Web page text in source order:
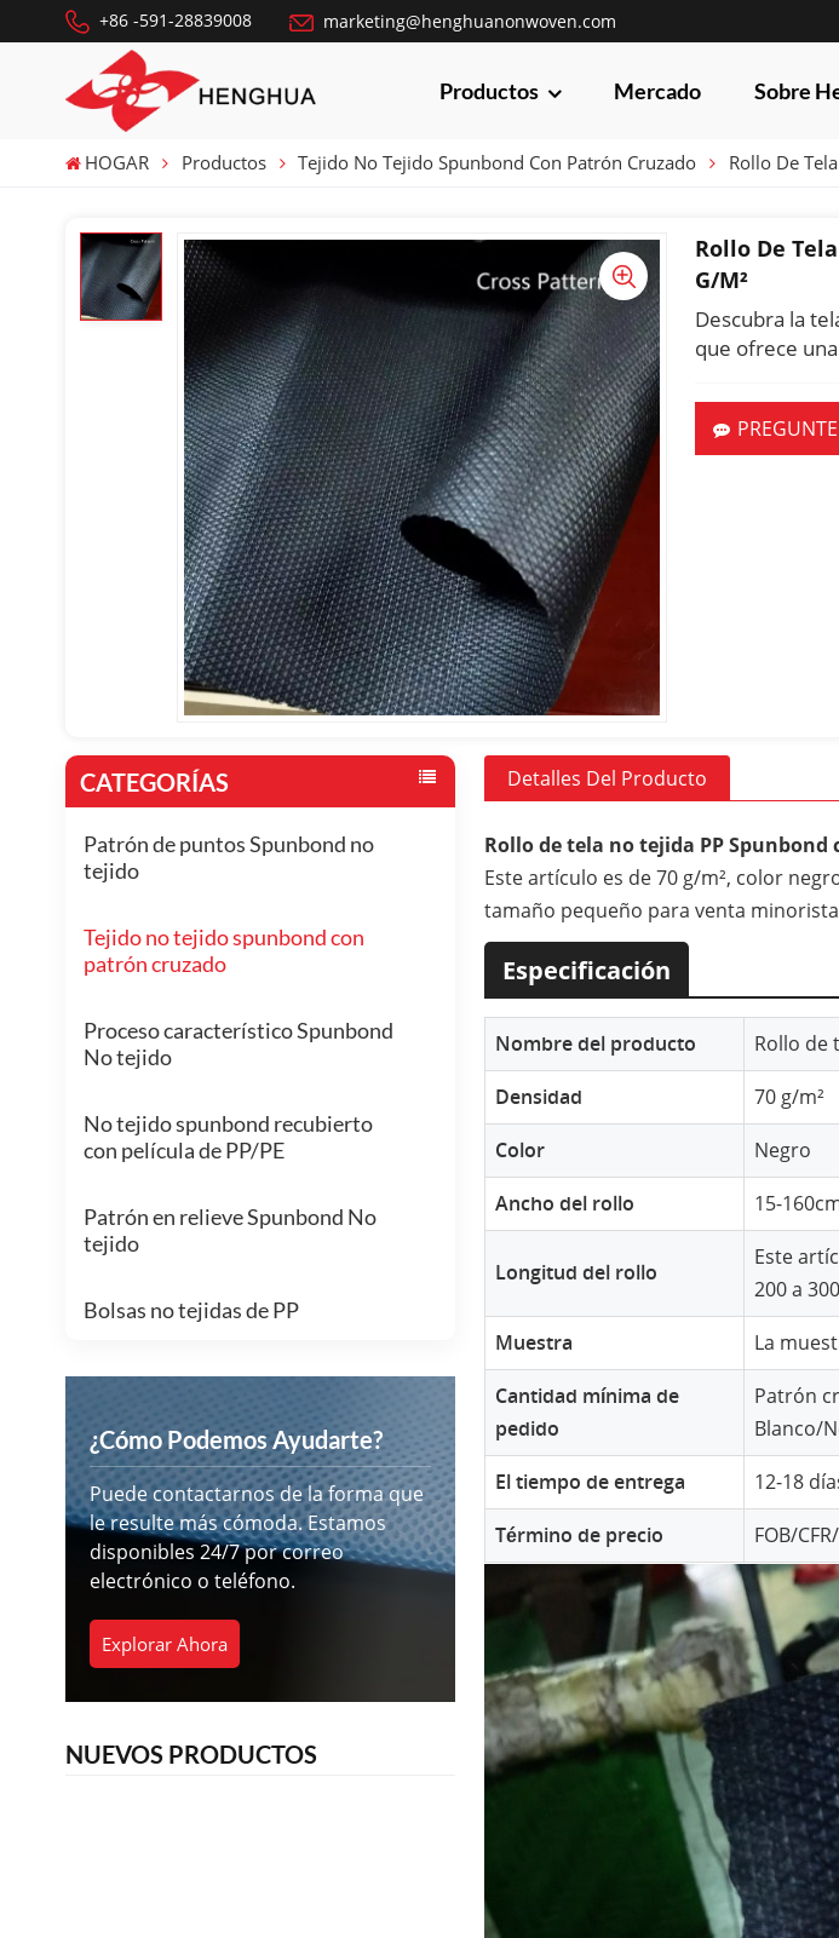
+86 -591-28839008 marketing@henghuanonwoven.com
Productos Mercado Sobre
HOGAR Productos Tejido No Tejido Spunbond Con Patrón Cruzado Rollo De
Rollo De
G/m²
Descubra la
que ofrece
CATEGORÍAS
Patrón de puntos Spunbond no
tejido
Tejido no tejido spunbond con
patrón cruzado
Proceso característico Spunbond
No tejido
No tejido spunbond recubierto
con película de PP/PE
Patrón en relieve Spunbond No
tejido
Bolsas no tejidas de PP
¿Cómo Podemos Ayudarte?
Puede contactarnos de la forma que
le resulte más cómoda. Estamos
disponibles 24/7 por correo
electrónico o teléfono.
Explorar Ahora
NUEVOS PRODUCTOS
Detalles Del Producto
Rollo de tela no tejida PP Spunbond
Este artículo es de 70 g/m², color
tamaño pequeño para venta
Especificación
Nombre del producto
Rollo de
Densidad
70 g/m²
Color
Negro
Ancho del rollo
15-
Longitud del rollo
Este
200 a
Muestra
La
Cantidad mínima de
pedido
Patrón
Blanco/
El tiempo de entrega
12-18
Término de precio
FOB/